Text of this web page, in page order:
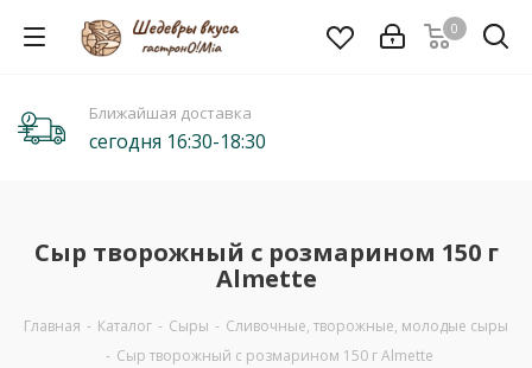
0
Ближайшая доставка
сегодня 16:30-18:30
Сыр творожный с розмарином 150 г
Almette
Главная - Каталог - Сыры - Сливочные, творожные, молодые сыры
- Сыр творожный с розмарином 150 г Almette